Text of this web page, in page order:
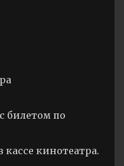
билетом по
кинотеатра.